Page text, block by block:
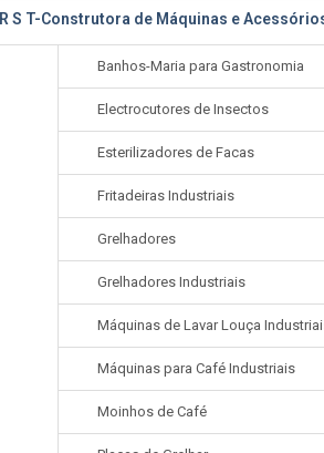
R S T-Construtora de Máquinas e
Banhos-Maria para Gastronomia
Electrocutores de Insectos
Esterilizadores de Facas
Fritadeiras Industriais
Grelhadores
Grelhadores Industriais
Máquinas de Lavar Louça
Máquinas para Café Industriais
Moinhos de Café